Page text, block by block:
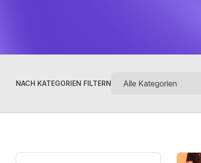
NACH KATEGORIEN FILTERN
Posts